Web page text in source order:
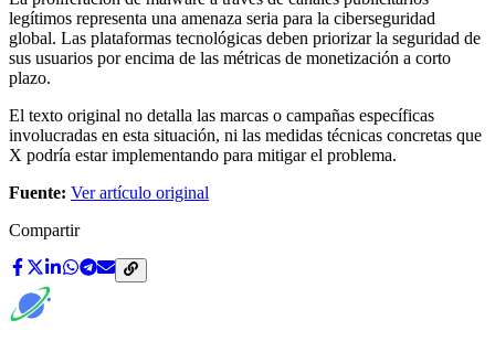
legítimos representa una amenaza seria para la ciberseguridad
global. Las plataformas tecnológicas deben priorizar la seguridad de
sus usuarios por encima de las métricas de monetización a corto
plazo.
El texto original no detalla las marcas o campañas específicas
involucradas en esta situación, ni las medidas técnicas concretas que
X podría estar implementando para mitigar el problema.
Fuente: Ver artículo original
Compartir